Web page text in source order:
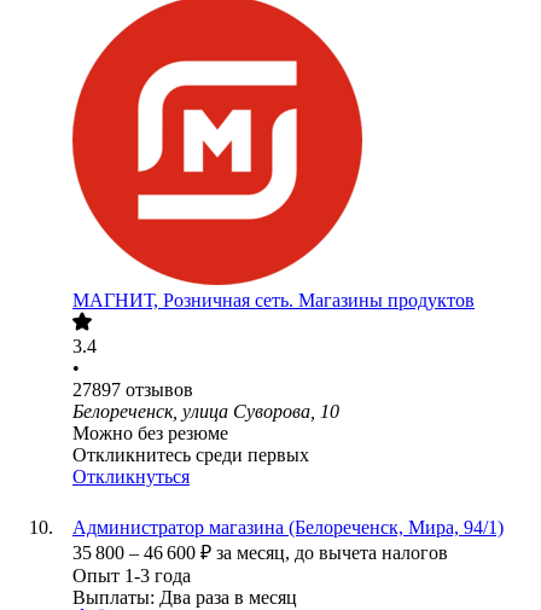
МАГНИТ, Розничная сеть. Магазины продуктов
3.4
•
27897 отзывов
Белореченск, улица Суворова, 10
Можно без резюме
Откликнитесь среди первых
Откликнуться
Администратор магазина (Белореченск, Мира, 94/1)
35 800 – 46 600 ₽ за месяц, до вычета налогов
Опыт 1-3 года
Выплаты: Два раза в месяц